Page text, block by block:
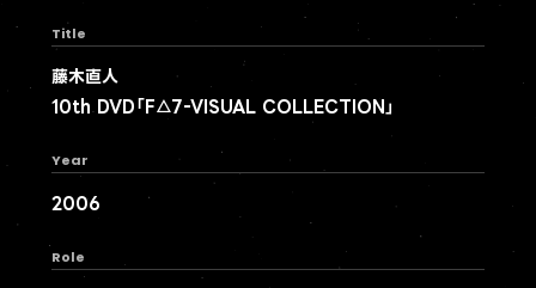
Title
藤木直人
10th DVD「F△7-VISUAL COLLECTION」
Year
2006
Role